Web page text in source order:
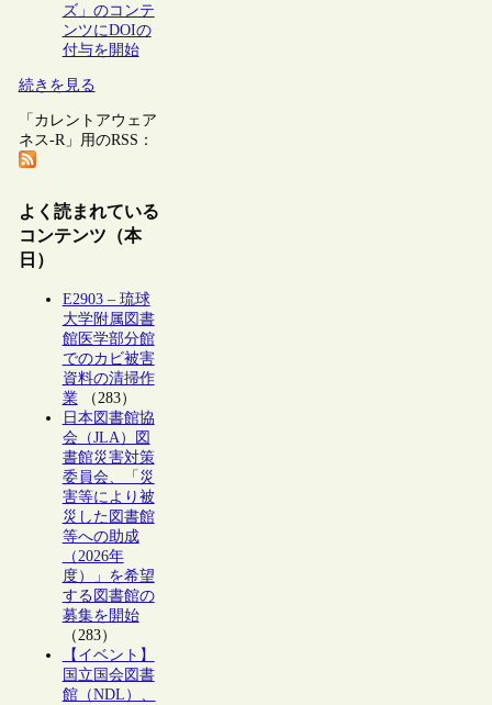
ズ」のコンテ
ンツにDOIの
付与を開始
続きを見る
「カレントアウェア
ネス-R」用のRSS：
よく読まれている
コンテンツ（本
日）
E2903 – 琉球
大学附属図書
館医学部分館
でのカビ被害
資料の清掃作
業（283）
日本図書館協
会（JLA）図
書館災害対策
委員会、「災
害等により被
災した図書館
等への助成
（2026年
度）」を希望
する図書館の
募集を開始
（283）
【イベント】
国立国会図書
館（NDL）、